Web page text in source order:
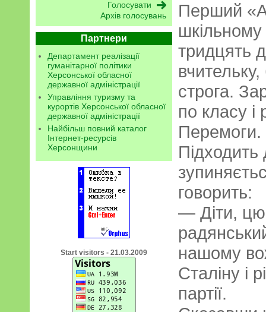
Архів голосувань
Партнери
Департамент реалізації
гуманітарної політики
Херсонської обласної
державної адміністрації
Управління туризму та
курортів Херсонської обласної
державної адміністрації
Найбільш повний каталог
Інтернет-ресурсів
Херсонщини
Start visitors - 21.03.2009
Перший
тридцять
строга.
по класу
Перемоги.
Підходить
говорить:
— Діти, цю
нашому
Сталіну і
партії.